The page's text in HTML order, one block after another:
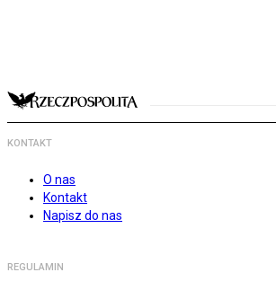
KONTAKT
O nas
Kontakt
Napisz do nas
REGULAMIN